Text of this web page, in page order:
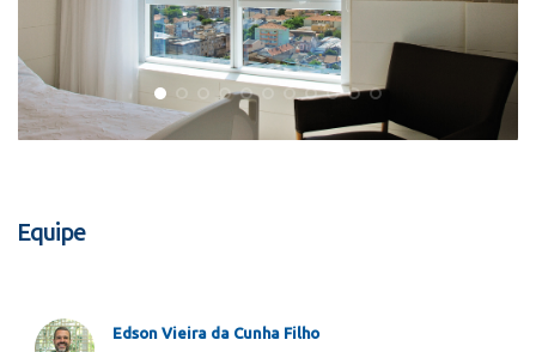
Equipe
Edson Vieira da Cunha Filho